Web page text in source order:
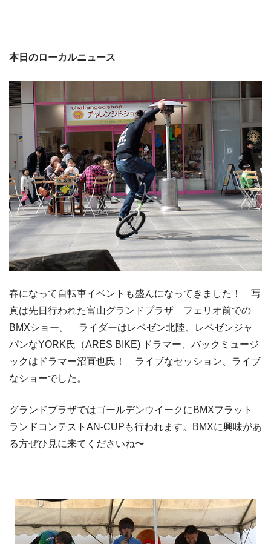
本日のローカルニュース
春になって自転車イベントも盛んになってきました！ 写
真は先日行われた富山グランドプラザ フェリオ前での
BMXショー。 ライダーはレペゼン北陸、レペゼンジャ
パンなYORK氏（ARES BIKE) ドラマー、バックミュージ
ックはドラマー沼直也氏！ ライブなセッション、ライブ
なショーでした。
グランドプラザではゴールデンウイークにBMXフラット
ランドコンテストAN-CUPも行われます。BMXに興味があ
る方ぜひ見に来てくださいね〜